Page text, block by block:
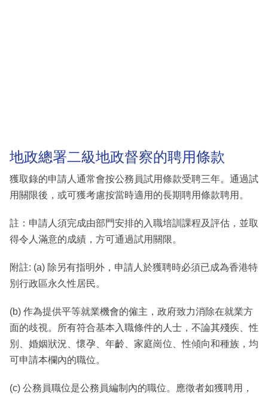
地政總署二級地政督察的聘用條款
獲取錄的申請人通常會按公務員試用條款受聘三年。通過試
用關限後，或可獲考慮按當時適用的長期聘用條款聘用。
註：申請人須完成由部門安排的入職培訓課程及評估，並取
得令人滿意的成績，方可通過試用關限。
附註: (a) 除另有指明外，申請人於獲聘時必須已成為香港特
別行政區永久性居民。
(b) 作為提供平等就業機會的僱主，政府致力消除在就業方
面的歧視。所有符合基本入職條件的人士，不論其殘疾、性
別、婚姻狀況、懷孕、年齡、家庭崗位、性傾向和種族，均
可申請本欄內的職位。
(c) 公務員職位是公務員編制內的職位。應徵者如獲聘用，